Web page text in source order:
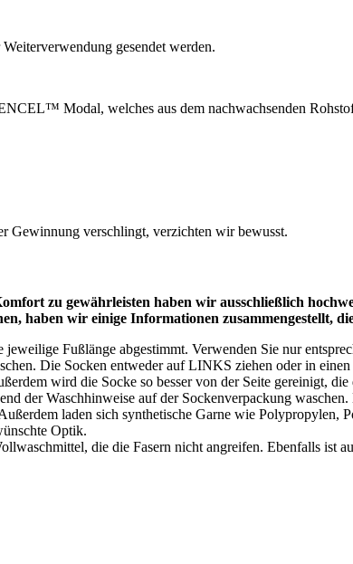
gesendet werden.
Modal, welches aus dem nachwachsenden
Gewinnung verschlingt, verzichten wir bewusst.
zu gewährleisten haben wir ausschließlich
haben wir einige Informationen zusammengestellt,
Fußlänge abgestimmt. Verwenden Sie nur
Die Socken entweder auf LINKS ziehen oder in
wird die Socke so besser von der Seite gereinigt,
der Waschhinweise auf der Sockenverpackung
laden sich synthetische Garne wie Polypropylen,
Optik.
die die Fasern nicht angreifen. Ebenfalls ist